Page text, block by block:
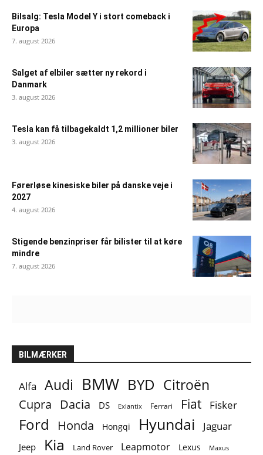
Bilsalg: Tesla Model Y i stort comeback i
Europa
7. august 2026
Salget af elbiler sætter ny rekord i
Danmark
3. august 2026
Tesla kan få tilbagekaldt 1,2 millioner biler
3. august 2026
Førerløse kinesiske biler på danske veje i
2027
4. august 2026
Stigende benzinpriser får bilister til at køre
mindre
7. august 2026
BILMÆRKER
Alfa Audi BMW BYD Citroën
Cupra Dacia DS Exlantix Ferrari Fiat Fisker
Ford Honda Hongqi Hyundai Jaguar
Jeep Kia Land Rover Leapmotor Lexus Maxus